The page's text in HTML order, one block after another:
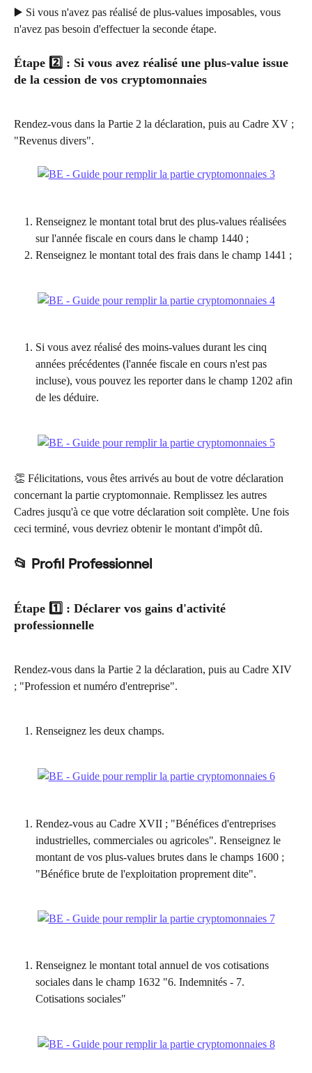
▶️ Si vous n'avez pas réalisé de plus-values imposables, vous
n'avez pas besoin d'effectuer la seconde étape.
Étape 2️⃣ : Si vous avez réalisé une plus-value issue
de la cession de vos cryptomonnaies
Rendez-vous dans la Partie 2 la déclaration, puis au Cadre XV ;
"Revenus divers".
Renseignez le montant total brut des plus-values réalisées
sur l'année fiscale en cours dans le champ 1440 ;
Renseignez le montant total des frais dans le champ 1441 ;
Si vous avez réalisé des moins-values durant les cinq
années précédentes (l'année fiscale en cours n'est pas
incluse), vous pouvez les reporter dans le champ 1202 afin
de les déduire.
👏 Félicitations, vous êtes arrivés au bout de votre déclaration
concernant la partie cryptomonnaie. Remplissez les autres
Cadres jusqu'à ce que votre déclaration soit complète. Une fois
ceci terminé, vous devriez obtenir le montant d'impôt dû.
📂 Profil Professionnel
Étape 1️⃣ : Déclarer vos gains d'activité
professionnelle
Rendez-vous dans la Partie 2 la déclaration, puis au Cadre XIV
; "Profession et numéro d'entreprise".
Renseignez les deux champs.
Rendez-vous au Cadre XVII ; "Bénéfices d'entreprises
industrielles, commerciales ou agricoles". Renseignez le
montant de vos plus-values brutes dans le champs 1600 ;
"Bénéfice brute de l'exploitation proprement dite".
Renseignez le montant total annuel de vos cotisations
sociales dans le champ 1632 "6. Indemnités - 7.
Cotisations sociales"